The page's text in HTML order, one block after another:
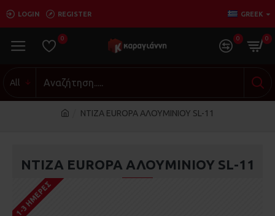
LOGIN REGISTER GREEK
0 0 0
All
ΝΤΙΖΑ EUROPA ΑΛΟΥΜΙΝΙΟΥ SL-11
ΝΤΙΖΑ EUROPA ΑΛΟΥΜΙΝΙΟΥ SL-11
1-3 ΗΜΈΡΕΣ